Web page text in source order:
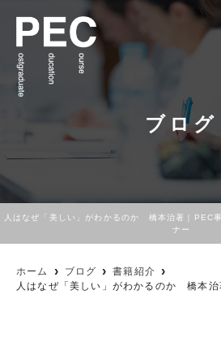
ブログ
人はなぜ「美しい」がわかるのか 橋本治著｜PEC
ナー
ホーム ブログ
書籍紹介
人はなぜ「美しい」がわかるのか 橋本治